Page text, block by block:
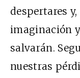
despertares
imaginación
salvarán.
nuestras